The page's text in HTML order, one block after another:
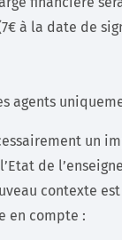
à la date de
agents
un
de
contexte
en compte :